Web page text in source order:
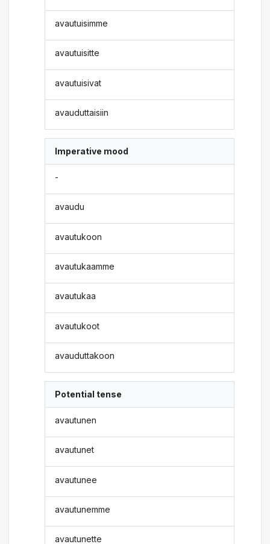
avautuisimme
avautuisitte
avautuisivat
avauduttaisiin
Imperative mood
-
avaudu
avautukoon
avautukaamme
avautukaa
avautukoot
avauduttakoon
Potential tense
avautunen
avautunet
avautunee
avautunemme
avautunette